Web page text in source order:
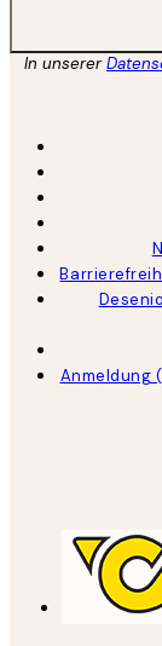
In unserer
Anmeldung